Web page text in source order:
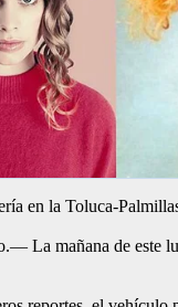
en la Toluca-
La mañana de este